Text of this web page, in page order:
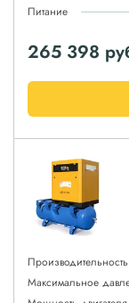
Питание
265 398
Производительность
Максимальное